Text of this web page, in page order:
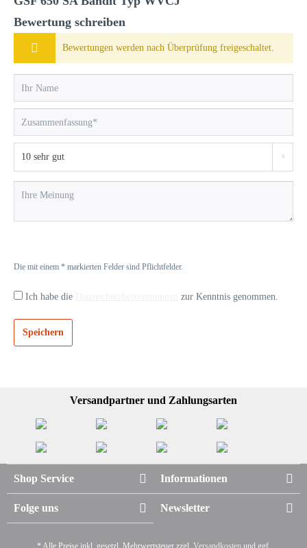
Bewertung schreiben
Bewertungen werden nach Überprüfung freigeschaltet.
Die mit einem * markierten Felder sind Pflichtfelder.
Ich habe die zur Kenntnis genommen.
Speichern
Versandpartner und Zahlungsarten
Shop Service Informationen
Folge uns Newsletter